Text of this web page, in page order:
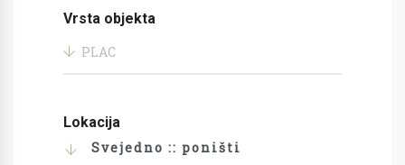
Vrsta objekta
PLAC
Lokacija
Svejedno :: poništi